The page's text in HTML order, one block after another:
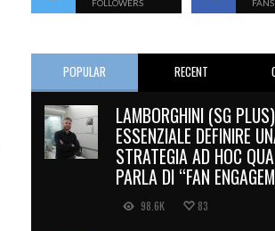
FOLLOWERS FANS
POPULAR RECENT
LAMBORGHINI (SG
ESSENZIALE DEFINIRE
STRATEGIA AD HOC
PARLA DI “FAN
98.6K 83